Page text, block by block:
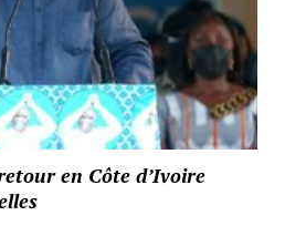
en Côte d’Ivoire